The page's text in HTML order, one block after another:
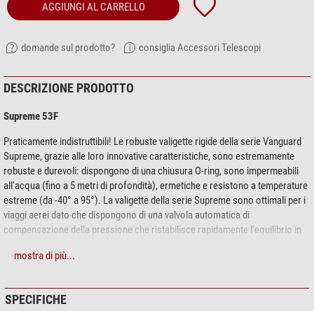
AGGIUNGI AL CARRELLO
domande sul prodotto? consiglia Accessori Telescopi
DESCRIZIONE PRODOTTO
Supreme 53F
Praticamente indistruttibili! Le robuste valigette rigide della serie Vanguard
Supreme, grazie alle loro innovative caratteristiche, sono estremamente
robuste e durevoli: dispongono di una chiusura O-ring, sono impermeabili
all'acqua (fino a 5 metri di profondità), ermetiche e resistono a temperature
estreme (da -40° a 95°). La valigette della serie Supreme sono ottimali per i
viaggi aerei dato che dispongono di una valvola automatica di
compensazione della pressione che ristabilisce rapidamente l'equilibrio in
kg. Piedini in gomma antiscivolo e una maniglia resistente possono
valigetta estremamente sicura, con cerniere rinforzate in acciaio e
possibilità di aggiungere anche dei lucchetti. La valigetta fotografica
mostra di più...
SPECIFICHE